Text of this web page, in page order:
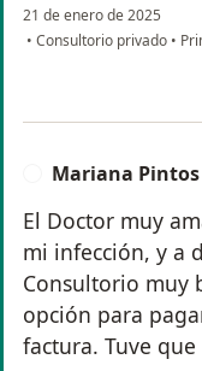
21 de enero de 2025
• Consultorio privado •
Mariana Pintos
El Doctor muy
mi infección, y a
Consultorio muy
opción para
factura. Tuve